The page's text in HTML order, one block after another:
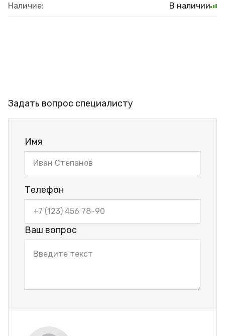
Наличие: В наличии
Задать вопрос специалисту
Имя
Телефон
Ваш вопрос